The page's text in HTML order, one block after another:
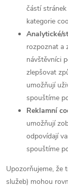
částí
kategorie
Analytické/
rozpoznat a
návštěvníci
zlepšovat
umožňují
spouštíme
Reklamní
umožňují
odpovídají
spouštíme
Upozorňujeme, že
služeb) mohou